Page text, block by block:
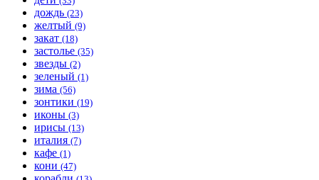
дождь (23)
желтый (9)
закат (18)
застолье (35)
звезды (2)
зеленый (1)
зима (56)
зонтики (19)
иконы (3)
ирисы (13)
италия (7)
кафе (1)
кони (47)